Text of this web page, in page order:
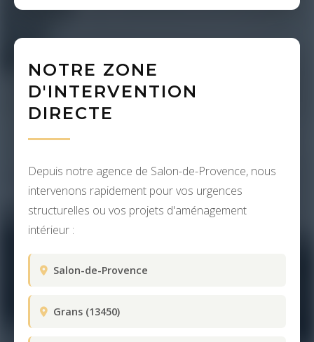
NOTRE ZONE
D'INTERVENTION
DIRECTE
Depuis notre agence de Salon-de-Provence, nous
intervenons rapidement pour vos urgences
structurelles ou vos projets d'aménagement
intérieur :
Salon-de-Provence
Grans (13450)